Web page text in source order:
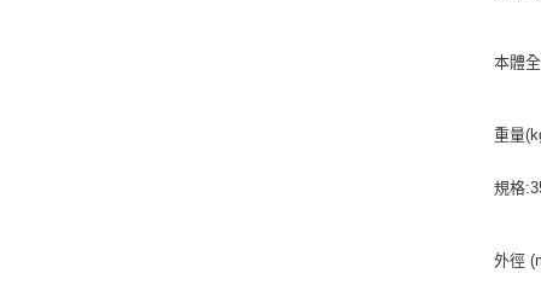
本體
重量
規格
外徑